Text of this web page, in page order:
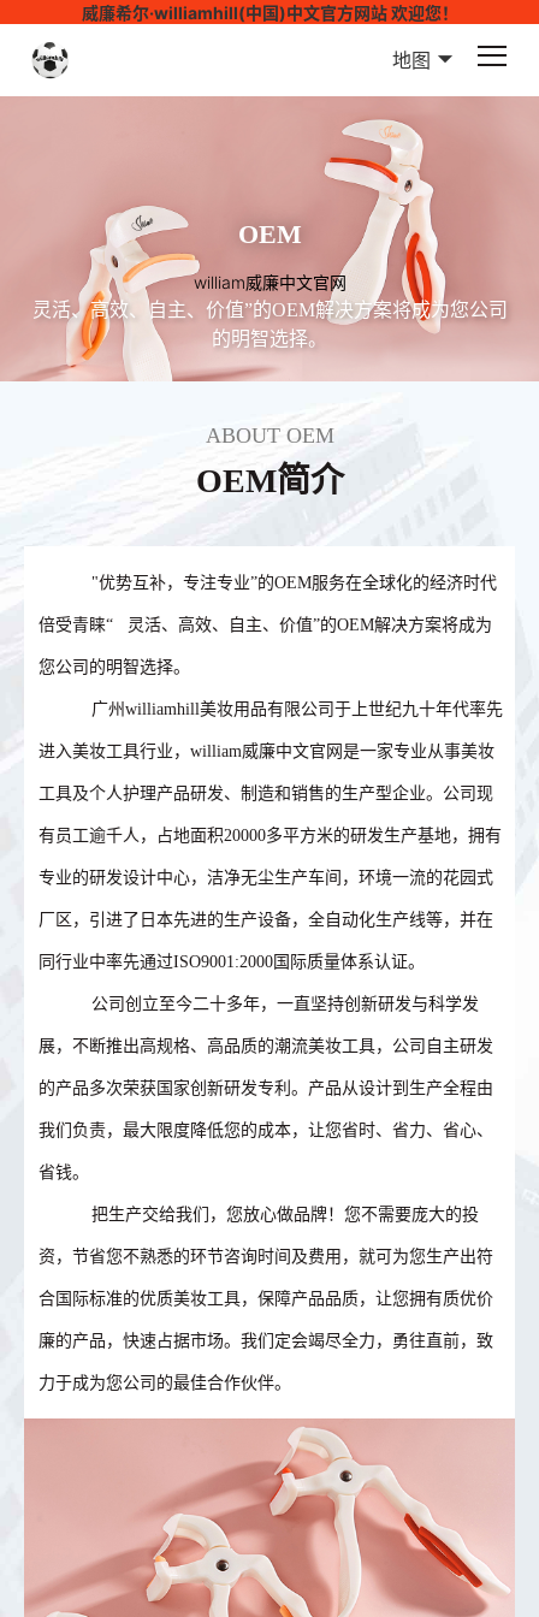
威廉希尔·williamhill(中国)中文官方网站 欢迎您！
地图
OEM
william威廉中文官网
灵活、高效、自主、价值”的OEM解决方案将成为您公司
的明智选择。
ABOUT OEM
OEM简介
"优势互补，专注专业”的OEM服务在全球化的经济时代
倍受青睐“ 灵活、高效、自主、价值”的OEM解决方案将成为
您公司的明智选择。
广州williamhill美妆用品有限公司于上世纪九十年代率先
进入美妆工具行业，william威廉中文官网是一家专业从事美妆
工具及个人护理产品研发、制造和销售的生产型企业。公司现
有员工逾千人，占地面积20000多平方米的研发生产基地，拥有
专业的研发设计中心，洁净无尘生产车间，环境一流的花园式
厂区，引进了日本先进的生产设备，全自动化生产线等，并在
同行业中率先通过ISO9001:2000国际质量体系认证。
公司创立至今二十多年，一直坚持创新研发与科学发
展，不断推出高规格、高品质的潮流美妆工具，公司自主研发
的产品多次荣获国家创新研发专利。产品从设计到生产全程由
我们负责，最大限度降低您的成本，让您省时、省力、省心、
省钱。
把生产交给我们，您放心做品牌！您不需要庞大的投
资，节省您不熟悉的环节咨询时间及费用，就可为您生产出符
合国际标准的优质美妆工具，保障产品品质，让您拥有质优价
廉的产品，快速占据市场。我们定会竭尽全力，勇往直前，致
力于成为您公司的最佳合作伙伴。